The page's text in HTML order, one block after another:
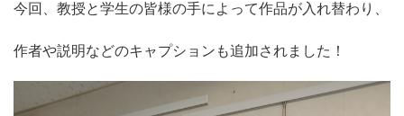
今回、教授と学生の皆様の手によって作品が入れ替わり、
作者や説明などのキャプションも追加されました！